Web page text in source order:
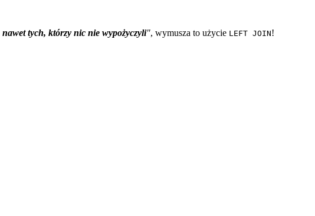
nawet tych, którzy nic nie wypożyczyli", wymusza to użycie LEFT JOIN!